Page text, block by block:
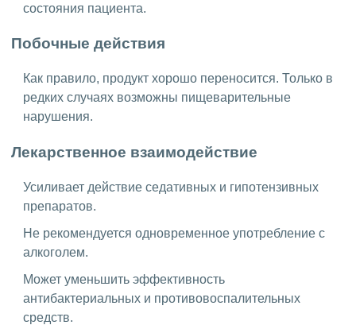
состояния пациента.
Побочные действия
Как правило, продукт хорошо переносится. Только в
редких случаях возможны пищеварительные
нарушения.
Лекарственное взаимодействие
Усиливает действие седативных и гипотензивных
препаратов.
Не рекомендуется одновременное употребление с
алкоголем.
Может уменьшить эффективность
антибактериальных и противовоспалительных
средств.